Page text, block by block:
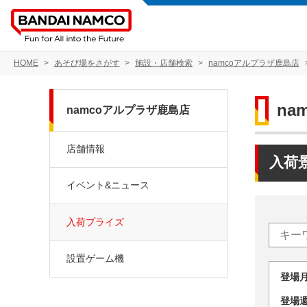
HOME あそび場をさがす 施設・店舗検索 namcoアルプラザ鹿島店
入荷
登
登
namcoアルプラザ鹿島店
店舗情報
イベント&ニュース
入荷プライズ
設置ゲーム機